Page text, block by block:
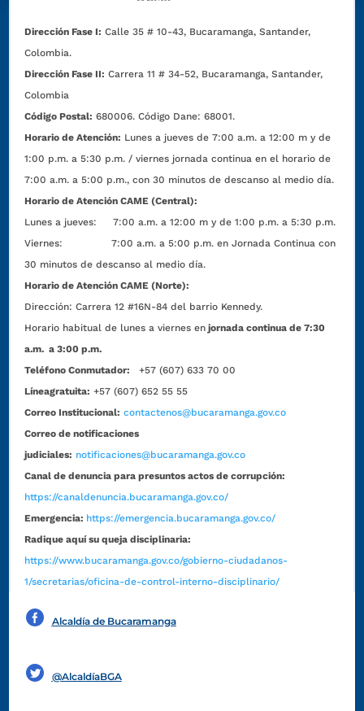
Dirección Fase I: Calle 35 # 10-43, Bucaramanga, Santander,
Colombia.
Dirección Fase II: Carrera 11 # 34-52, Bucaramanga, Santander,
Colombia
Código Postal: 680006. Código Dane: 68001.
Horario de Atención: Lunes a jueves de 7:00 a.m. a 12:00 m y de
1:00 p.m. a 5:30 p.m. / viernes jornada continua en el horario de
7:00 a.m. a 5:00 p.m., con 30 minutos de descanso al medio día.
Horario de Atención CAME (Central):
Lunes a jueves: 7:00 a.m. a 12:00 m y de 1:00 p.m. a 5:30 p.m.
Viernes: 7:00 a.m. a 5:00 p.m. en Jornada Continua con
30 minutos de descanso al medio día.
Horario de Atención CAME (Norte):
Dirección:Carrera 12 #16N-84 del barrio Kennedy.
Horario habitual de lunes a viernes en jornada continua de 7:30
a.m. a 3:00 p.m.
Teléfono Conmutador:
+57 (607) 633 70 00
Líneagratuita: +57 (607) 652 55 55
Correo Institucional: contactenos@bucaramanga.gov.co
Correo de notificaciones
judiciales: notificaciones@bucaramanga.gov.co
Canal de denuncia para presuntos actos de corrupción:
https://canaldenuncia.bucaramanga.gov.co/
Emergencia: https://emergencia.bucaramanga.gov.co/
Radique aquí su queja disciplinaria:
https://www.bucaramanga.gov.co/gobierno-ciudadanos-
1/secretarias/oficina-de-control-interno-disciplinario/
Alcaldía de Bucaramanga
@AlcaldíaBGA